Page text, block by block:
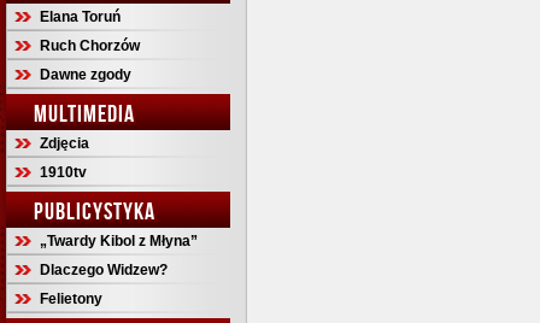
Elana Toruń
Ruch Chorzów
Dawne zgody
MULTIMEDIA
Zdjęcia
1910tv
PUBLICYSTYKA
„Twardy Kibol z Młyna”
Dlaczego Widzew?
Felietony